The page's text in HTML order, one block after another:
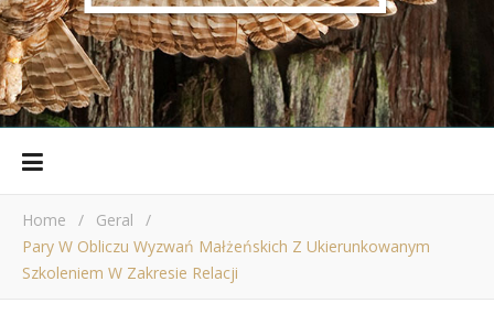
Home / Geral
/
Pary W Obliczu Wyzwań Małżeńskich Z Ukierunkowanym
Szkoleniem W Zakresie Relacji